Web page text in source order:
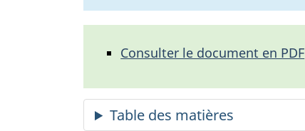
Consulter le document en PDF